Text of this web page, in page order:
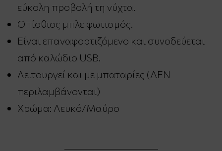
εύκολη προβολή τη νύχτα.
Οπίσθιος μπλε φωτισμός.
Είναι επαναφορτιζόμενο και συνοδεύεται
από καλώδιο USB.
Λειτουργεί και με μπαταρίες (ΔΕΝ
περιλαμβάνονται)
Χρώμα: Λευκό/Μαύρο